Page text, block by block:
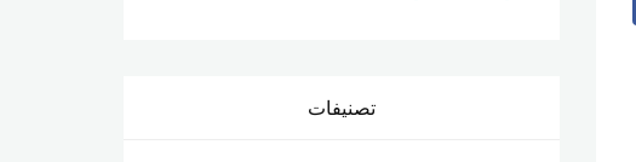
تصنيفات